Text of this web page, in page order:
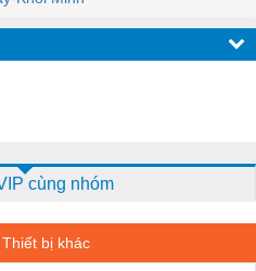
cùng nhóm
Thiết bị khác